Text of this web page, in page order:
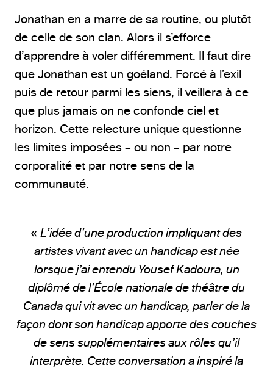
Jonathan en a marre de sa routine, ou plutôt
de celle de son clan. Alors il s’efforce
d’apprendre à voler différemment. Il faut dire
que Jonathan est un goéland. Forcé à l’exil
puis de retour parmi les siens, il veillera à ce
que plus jamais on ne confonde ciel et
horizon. Cette relecture unique questionne
les limites imposées – ou non – par notre
corporalité et par notre sens de la
communauté.
« L’idée d’une production impliquant des
artistes vivant avec un handicap est née
lorsque j’ai entendu Yousef Kadoura, un
diplômé de l’École nationale de théâtre du
Canada qui vit avec un handicap, parler de la
façon dont son handicap apporte des couches
de sens supplémentaires aux rôles qu’il
interprète. Cette conversation a inspiré la